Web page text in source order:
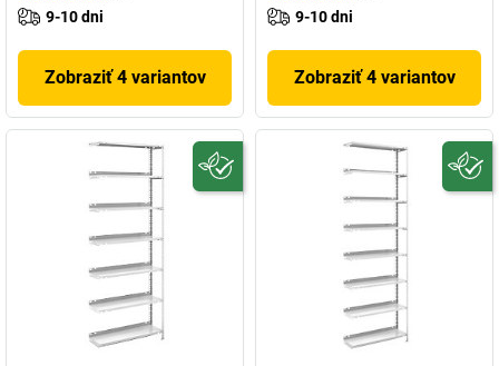
9-10 dni
Zobraziť 4 variantov
9-10 dni
Zobraziť 4 variantov